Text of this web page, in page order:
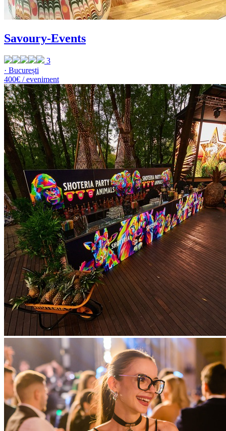
Savoury-Events
3
· București
400€ / eveniment